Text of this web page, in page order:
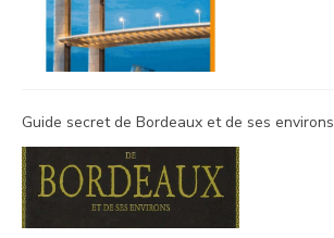
Guide secret de Bordeaux et de ses environs